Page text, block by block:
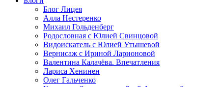
Блог Лицея
Алла Нестеренко
Михаил Гольденберг
Родословная с Юлией Свинцовой
Видоискатель с Юлией Утышевой
Вернисаж с Ириной Ларионовой
Валентина Калачёва. Впечатления
Лариса Хенинен
Олег Гальченко